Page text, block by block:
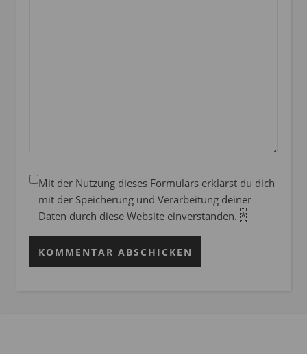
Mit der Nutzung dieses Formulars erklärst du dich
mit der Speicherung und Verarbeitung deiner
Daten durch diese Website einverstanden. *